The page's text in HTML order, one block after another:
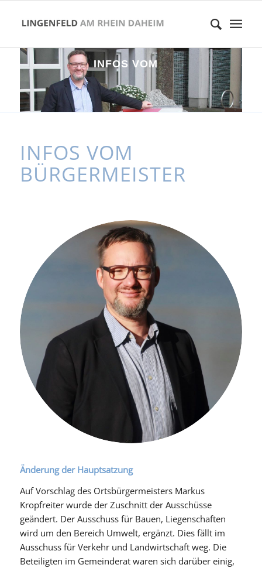
INFOS VOM
BÜ E RMEI TE
INFOS VOM
BÜRGERMEISTER
Änderung der Hauptsatzung
Auf Vorschlag des Ortsbürgermeisters Markus
Kropfreiter wurde der Zuschnitt der Ausschüsse
geändert. Der Ausschuss für Bauen, Liegenschaften
wird um den Bereich Umwelt, ergänzt. Dies fällt im
Ausschuss für Verkehr und Landwirtschaft weg. Die
Beteiligten im Gemeinderat waren sich darüber einig,